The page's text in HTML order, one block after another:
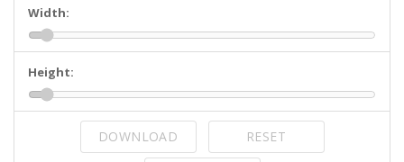
Width:
Height:
DOWNLOAD RESET